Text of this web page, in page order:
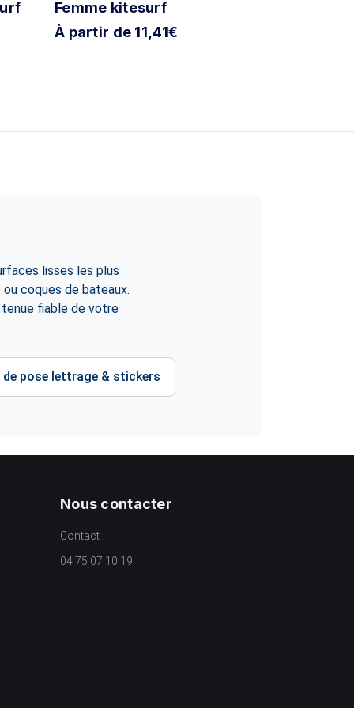
Femme kitesurf
À partir de 11,41€
lisses les plus
coques de bateaux.
tenue fiable de votre
de pose lettrage & stickers
Nous contacter
Contact
04 75 07 10 19